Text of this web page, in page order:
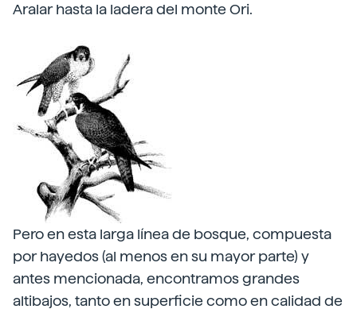
Aralar hasta la ladera del monte Ori.
Pero en esta larga línea de bosque, compuesta
por hayedos (al menos en su mayor parte) y
antes mencionada, encontramos grandes
altibajos, tanto en superficie como en calidad de